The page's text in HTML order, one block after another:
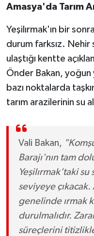
Amasya'da Tarım
Yeşilırmak'ın bir
durum farksız. Nehir
ulaştığı kentte
Önder Bakan, yoğun
bazı noktalarda
tarım arazilerinin su
Vali Bakan,
Barajı'nın tam
Yeşilırmak’taki
seviyeye çıkacak.
genelinde ırmak
durulmalıdır.
süreçlerini